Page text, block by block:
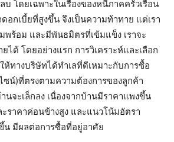
โดยเฉพาะในเรื่องของหนี้ภาคครัวเรือน
อกเบี้ยที่สูงขึ้น จึงเป็นความท้าทาย แต่เรา
พร้อม และมีพันธมิตรที่เข้มแข็ง เราจะ
ได้ โดยอย่างแรก การวิเคราะห์และเลือก
ห้ทางบริษัทได้ทำเลที่ดีเหมาะกับการซื้อ
น์)ที่ตรงตามความต้องการของลูกค้า
นจะเล็กลง เนื่องจากบ้านมีราคาแพงขึ้น
าคาค่อนข้างสูง และแนวโน้มอัตรา
น มีผลต่อการซื้อที่อยู่อาศัย